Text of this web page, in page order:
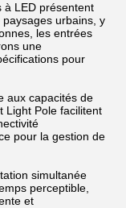
à LED présentent
urbains, y
les entrées
une
pour
aux capacités de
Light Pole facilitent
pour la gestion de
simultanée
perceptible,
et